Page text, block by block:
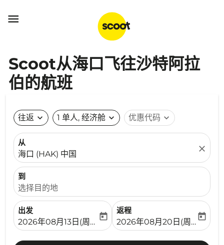

Scoot从海口飞往沙特阿拉
伯的航班
往返 expand_more 1 单人, 经济舱 expand_more 优惠代码 expand_more
从
海口 (HAK) 中国
close
到
选择目的地
出发
fc-booking-departure-date-aria-label
2026年08月13日(周四)
today
返程
fc-booking-return-date-
2026年08月20日(周四)
today